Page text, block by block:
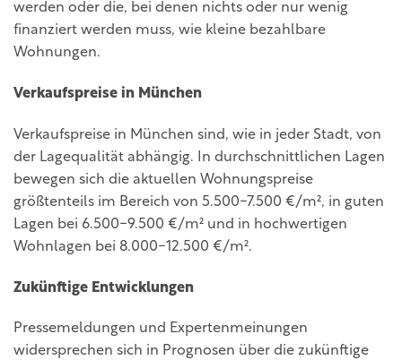
werden oder die, bei denen nichts oder nur wenig
finanziert werden muss, wie kleine bezahlbare
Wohnungen.
Verkaufspreise in München
Verkaufspreise in München sind, wie in jeder Stadt, von
der Lagequalität abhängig. In durchschnittlichen Lagen
bewegen sich die aktuellen Wohnungspreise
größtenteils im Bereich von 5.500-7.500 €/m², in guten
Lagen bei 6.500-9.500 €/m² und in hochwertigen
Wohnlagen bei 8.000-12.500 €/m².
Zukünftige Entwicklungen
Pressemeldungen und Expertenmeinungen
widersprechen sich in Prognosen über die zukünftige